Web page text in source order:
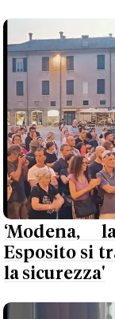
‘Modena,
Esposito si
la sicurezza'